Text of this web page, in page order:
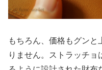
もちろん、価格もグン
りません。ストラッチョ